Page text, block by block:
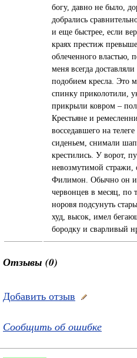
богу, давно не было,
добрались
и еще быстрее, если
краях престиж
облеченного властью,
меня всегда
подобием кресла. Это
спинку приколотили,
прикрыли ковром –
Крестьяне и
восседавшего на
сиденьем, снимали
крестились. У ворот,
невозмутимой стражи,
Филимон. Обычно он и
червонцев в месяц, по
норовя подсунуть
худ, высок, имел
бородку и сварливый
Отзывы (0)
Добавить отзыв
Сообщить об ошибке